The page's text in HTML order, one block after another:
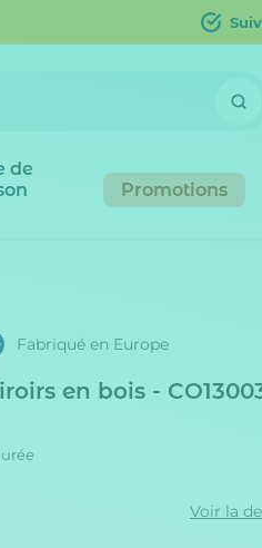
de
Promotions
Fabriqué en Europe
en bois -
Voir la